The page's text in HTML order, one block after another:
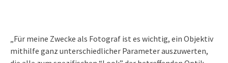
„Für meine Zwecke als Fotograf ist es wichtig, ein Objektiv
mithilfe ganz unterschiedlicher Parameter auszuwerten,